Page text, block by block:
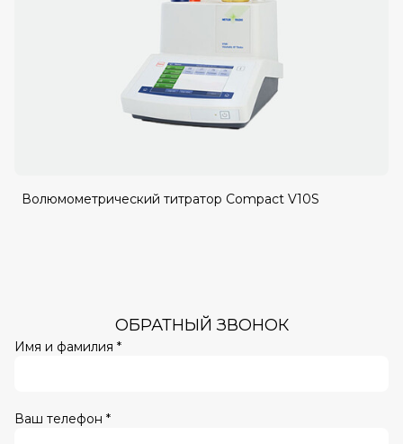
Волюмометрический титратор Compact V10S
ОБРАТНЫЙ ЗВОНОК
Имя и фамилия *
Ваш телефон *